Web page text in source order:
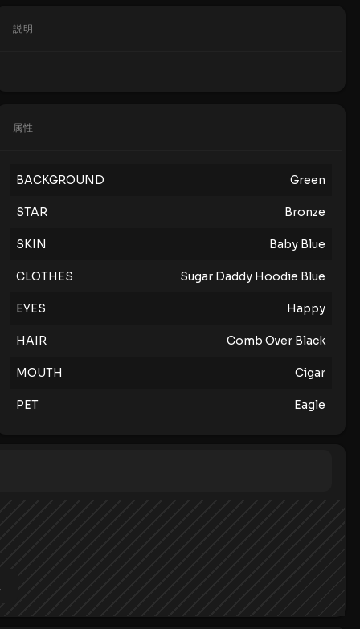
説明
属性
BACKGROUND Green
STAR Bronze
SKIN Baby Blue
CLOTHES Sugar Daddy Hoodie Blue
EYES Happy
HAIR Comb Over Black
MOUTH Cigar
PET Eagle